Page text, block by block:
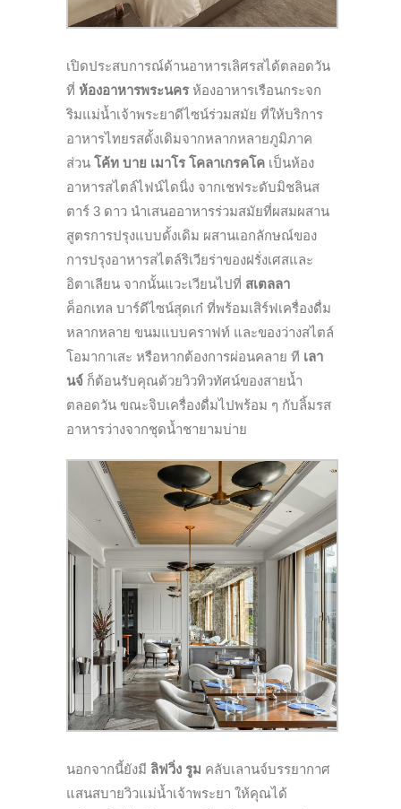
เปิดประสบการณ์ด้านอาหารเลิศรสได้ตลอดวัน
ที่ ห้องอาหารพระนคร ห้องอาหารเรือนกระจก
ริมแม่น้ำเจ้าพระยาดีไซน์ร่วมสมัย ที่ให้บริการ
อาหารไทยรสดั้งเดิมจากหลากหลายภูมิภาค
ส่วน โค้ท บาย เมาโร โคลาเกรคโค เป็นห้อง
อาหารสไตล์ไฟน์ไดนิ่ง จากเชฟระดับมิชลินส
ตาร์ 3 ดาว นำเสนออาหารร่วมสมัยที่ผสมผสาน
สูตรการปรุงแบบดั้งเดิม ผสานเอกลักษณ์ของ
การปรุงอาหารสไตล์ริเวียร่าของฝรั่งเศสและ
อิตาเลียน จากนั้นแวะเวียนไปที่ สเตลลา
ค็อกเทล บาร์ดีไซน์สุดเก๋ ที่พร้อมเสิร์ฟเครื่องดื่ม
หลากหลาย ขนมแบบคราฟท์ และของว่างสไตล์
โอมากาเสะ หรือหากต้องการผ่อนคลาย ที เลา
นจ์ ก็ต้อนรับคุณด้วยวิวทิวทัศน์ของสายน้ำ
ตลอดวัน ขณะจิบเครื่องดื่มไปพร้อม ๆ กับลิ้มรส
อาหารว่างจากชุดน้ำชายามบ่าย
นอกจากนี้ยังมี ลิฟวิ่ง รูม คลับเลานจ์บรรยากาศ
แสนสบายวิวแม่น้ำเจ้าพระยา ให้คุณได้